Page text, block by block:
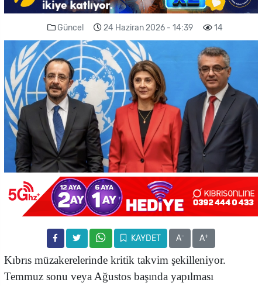
Güncel 24 Haziran 2026 - 14:39 14
KAYDET A- A+
Kıbrıs müzakerelerinde kritik takvim şekilleniyor.
Temmuz sonu veya Ağustos başında yapılması